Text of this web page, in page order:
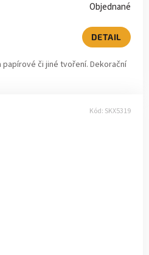
Objednané
DETAIL
či jiné tvoření. Dekorační
Kód: SKX5319